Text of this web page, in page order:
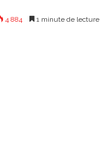
4 884 1 minute de lecture